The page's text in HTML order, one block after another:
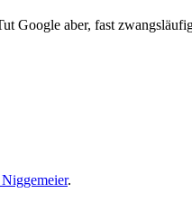
Google aber, fast
.